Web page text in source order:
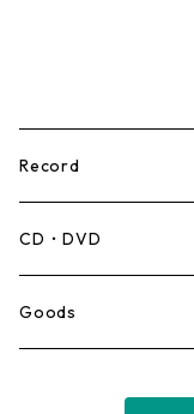
Record
Mento,Calypso,Ballad
Ska
CD・DVD
Goods